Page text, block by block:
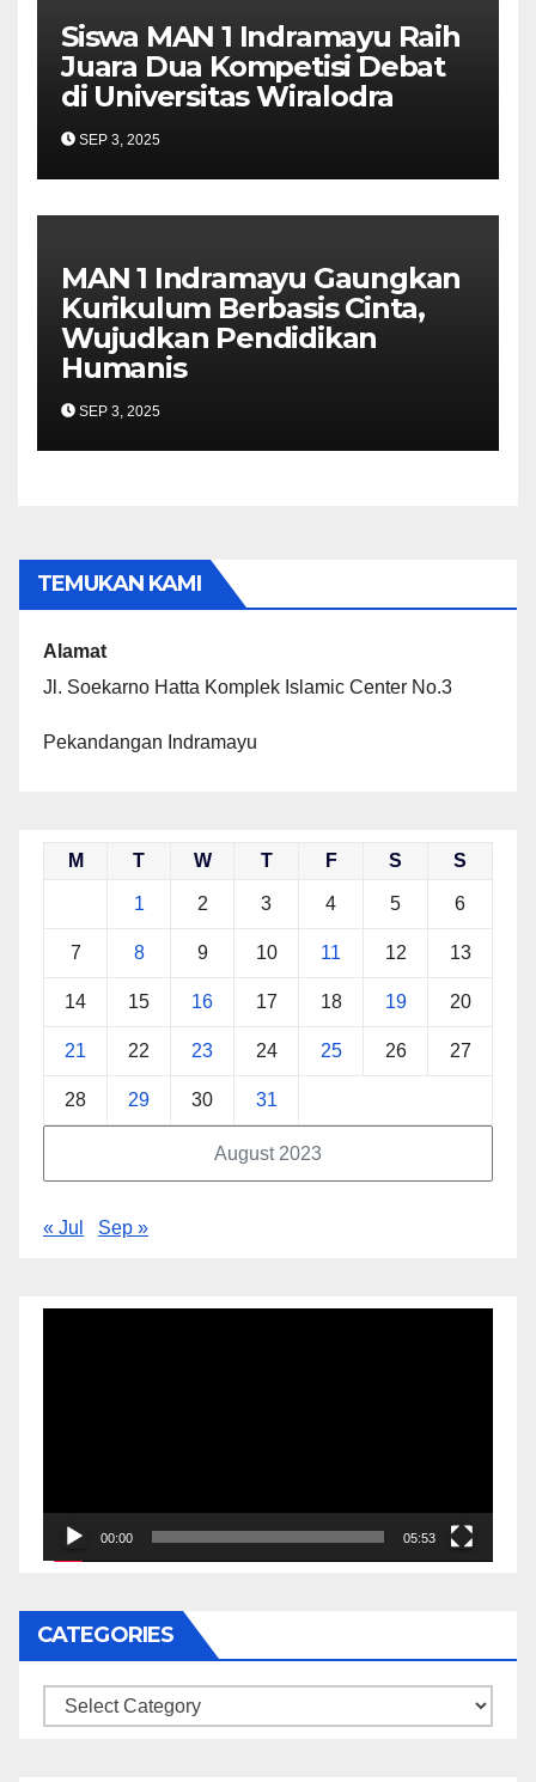
Siswa MAN 1 Indramayu Raih
Juara Dua Kompetisi Debat
di Universitas Wiralodra
SEP 3, 2025
MAN 1 Indramayu Gaungkan
Kurikulum Berbasis Cinta,
Wujudkan Pendidikan
Humanis
SEP 3, 2025
TEMUKAN KAMI
Alamat
Jl. Soekarno Hatta Komplek Islamic Center No.3
Pekandangan Indramayu
August 2023
M T W T F S S
1 2 3 4 5 6
7 8 9 10 11 12 13
14 15 16 17 18 19 20
21 22 23 24 25 26 27
28 29 30 31
« Jul Sep »
00:00 05:53
CATEGORIES
Categories